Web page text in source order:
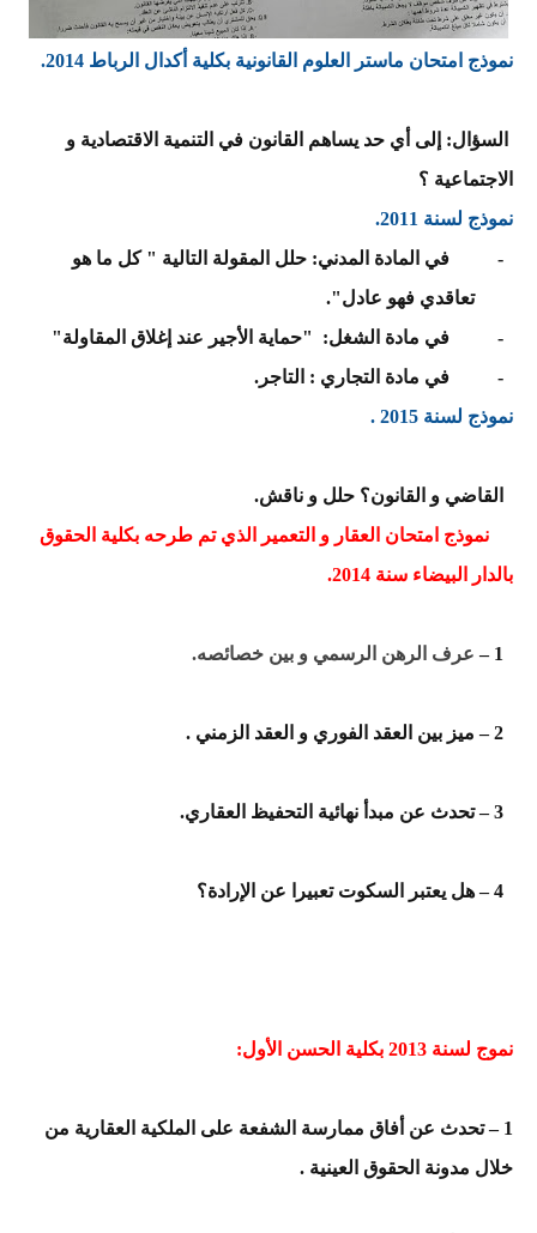
نموذج امتحان ماستر العلوم القانونية بكلية أكدال الرباط 2014.
السؤال: إلى أي حد يساهم القانون في التنمية الاقتصادية و
الاجتماعية ؟
نموذج لسنة 2011.
-
في المادة المدني: حلل المقولة التالية " كل ما هو
تعاقدي فهو عادل".
-
في مادة الشغل:
"حماية الأجير عند إغلاق المقاولة"
-
في مادة التجاري : التاجر.
نموذج لسنة 2015 .
القاضي و القانون؟ حلل و ناقش.
نموذج امتحان العقار و التعمير الذي تم طرحه بكلية الحقوق
بالدار البيضاء سنة 2014.
عرف الرهن الرسمي و بين خصائصه.
نموج لسنة 2013 بكلية الحسن الأول:
1 – تحدث عن أفاق ممارسة الشفعة على الملكية العقارية من
خلال مدونة الحقوق العينية .